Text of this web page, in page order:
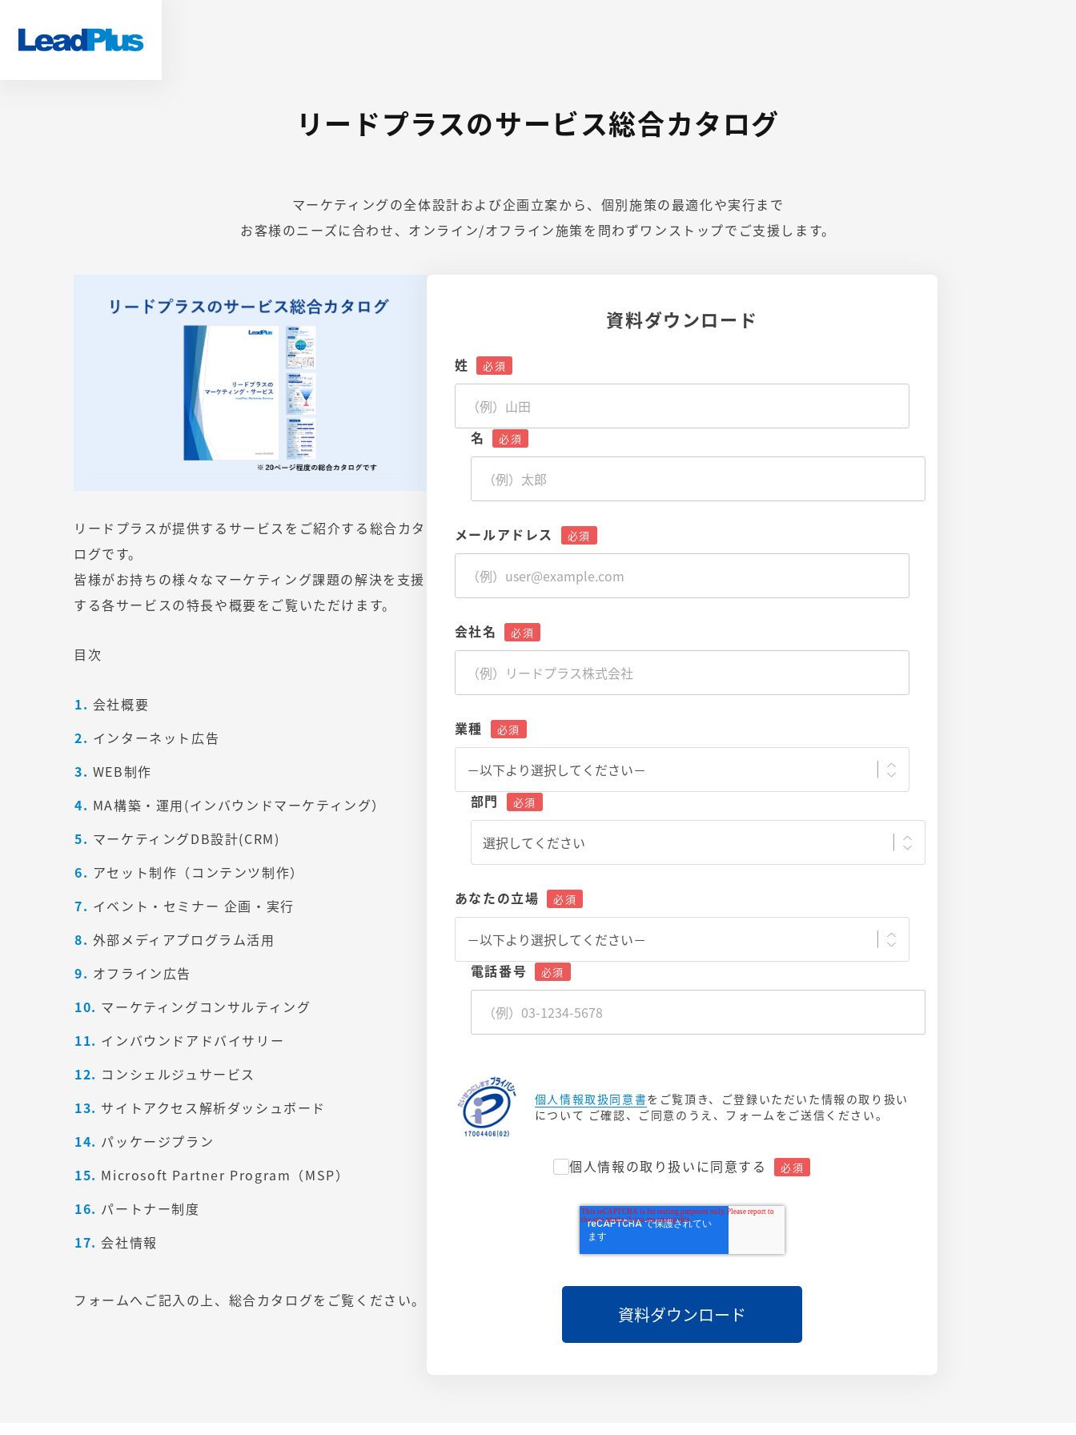
リードプラスのサービス総合カタログ
マーケティングの全体設計および企画立案から、個別施策の最適化や実行まで
お客様のニーズに合わせ、オンライン/オフライン施策を問わずワンストップでご支援します。
リードプラスが提供するサービスをご紹介する総合カタ
ログです。
皆様がお持ちの様々なマーケティング課題の解決を支援
する各サービスの特長や概要をご覧いただけます。
目次
会社概要
インターネット広告
WEB制作
MA構築・運用(インバウンドマーケティング）
マーケティングDB設計(CRM)
アセット制作（コンテンツ制作）
イベント・セミナー 企画・実行
外部メディアプログラム活用
オフライン広告
マーケティングコンサルティング
インバウンドアドバイサリー
コンシェルジュサービス
サイトアクセス解析ダッシュボード
パッケージプラン
Microsoft Partner Program（MSP）
パートナー制度
会社情報
フォームへご記入の上、総合カタログをご覧ください。
資料ダウンロード
姓
名
メールアドレス
会社名
業種
部門
あなたの立場
電話番号
個人情報取扱同意書をご覧頂き、ご登録いただいた情報の取り扱い
について ご確認、ご同意のうえ、フォームをご送信ください。
個人情報の取り扱いに同意する